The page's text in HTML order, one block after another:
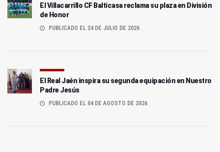
El Villacarrillo CF Balticasa reclama su plaza en División
de Honor
PUBLICADO EL 24 DE JULIO DE 2026
El Real Jaén inspira su segunda equipación en Nuestro
Padre Jesús
PUBLICADO EL 04 DE AGOSTO DE 2026